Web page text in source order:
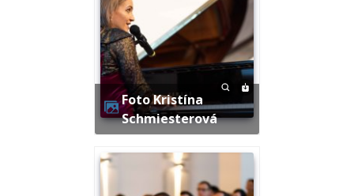
Foto Kristína
Schmiesterová